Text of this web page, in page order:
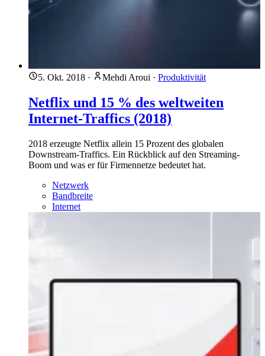
5. Okt. 2018 · Mehdi Aroui · Produktivität
Netflix und 15 % des weltweiten
Internet-Traffics (2018)
2018 erzeugte Netflix allein 15 Prozent des globalen
Downstream-Traffics. Ein Rückblick auf den Streaming-
Boom und was er für Firmennetze bedeutet hat.
Netzwerk
Bandbreite
Internet